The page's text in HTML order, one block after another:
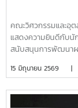
คณะวิศวกรรมและอุ
แสดงความยินดีกับ
สนับสนุนการพัฒนา
2026 รอบภูมิภาค ภ
เหนือ) จังหวัดเชียง
15 มิถุนายน 2569